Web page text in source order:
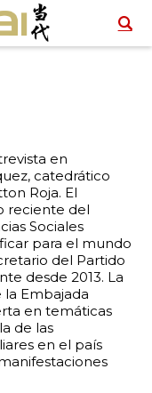
en
catedrático
Roja. El
reciente del
Sociales
para el mundo
del Partido
desde 2013. La
Embajada
en temáticas
de las
en el país